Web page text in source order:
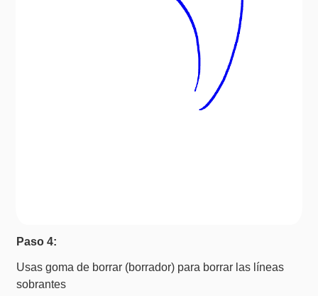
Paso 4:
Usas goma de borrar (borrador) para borrar las líneas
sobrantes